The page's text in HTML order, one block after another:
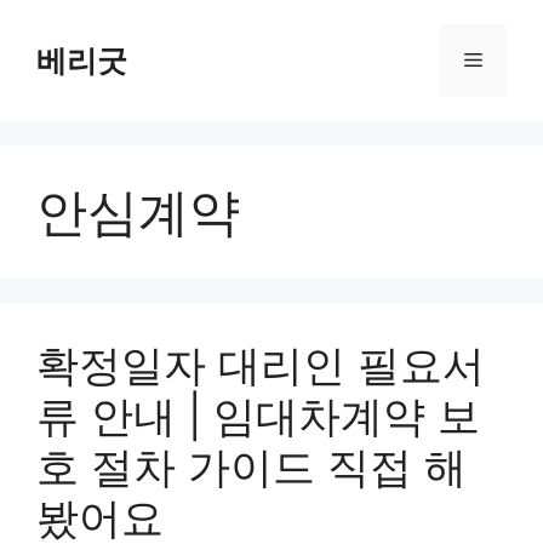
베리굿 메
안심계약
확정일자 대리인 필요서
류 안내 | 임대차계약 보
호 절차 가이드 직접 해
봤어요